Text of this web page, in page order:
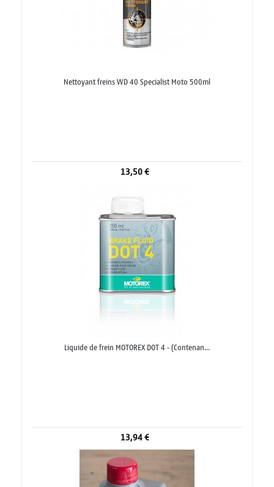
Nettoyant freins WD 40 Specialist Moto 500ml
13,50 €
Liquide de frein MOTOREX DOT 4 - (Contenan...
13,94 €